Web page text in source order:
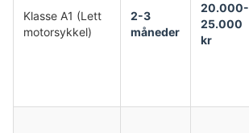
Klasse A1 (Lett
motorsykkel)
2-3
måneder
20.000-
25.000
kr